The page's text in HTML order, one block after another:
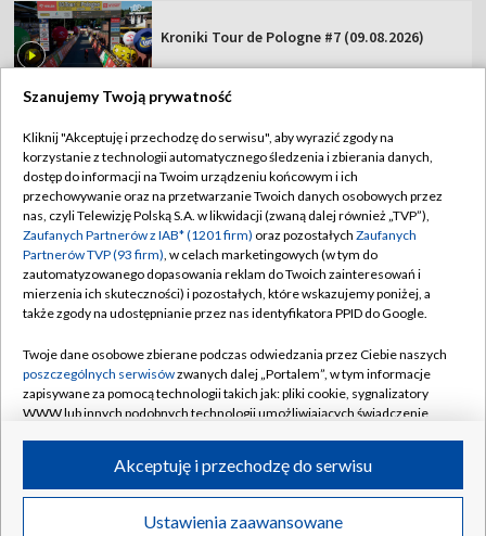
Transmisje Wideo
Kroniki Tour de Pologne #7 (09.08.2026)
TVP
Abonament TVP
Sklep TVP
Biuro Reklamy
Oferta Handlowa
Emisja w TVP
Rada Programowa
Ogłoszenia przetargowe
Akademia Telewizyjna
Regulamin TVP
Polityka prywatności
Moje zgody
Biuro reklamy
Kanały
©2026 Telewizja Polska Spółka Akcyjna w likwidacji
Szanujemy Twoją prywatność
Kliknij "Akceptuję i przechodzę do serwisu", aby wyrazić zgody na
korzystanie z technologii automatycznego śledzenia i zbierania danych,
dostęp do informacji na Twoim urządzeniu końcowym i ich
przechowywanie oraz na przetwarzanie Twoich danych osobowych przez
nas, czyli Telewizję Polską S.A. w likwidacji (zwaną dalej również „TVP”),
Zaufanych Partnerów z IAB* (1201 firm) oraz pozostałych Zaufanych
Partnerów TVP (93 firm), w celach marketingowych (w tym do
zautomatyzowanego dopasowania reklam do Twoich zainteresowań i
mierzenia ich skuteczności) i pozostałych, które wskazujemy poniżej, a
także zgody na udostępnianie przez nas identyfikatora PPID do Google.
Twoje dane osobowe zbierane podczas odwiedzania przez Ciebie naszych
poszczególnych serwisówzwanych dalej „Portalem”, w tym informacje
zapisywane za pomocą technologii takich jak: pliki cookie, sygnalizatory
WWW lub innych podobnych technologii umożliwiających świadczenie
ruchu w Internecie.
Twoje dane osobowe zbierane podczas odwiedzania przez Ciebie
poszczególnych serwisówna Portalu, takie jak adresy IP, identyfikatory
Ustawienia zaawansowane
Akceptuję i przechodzę do serwisu